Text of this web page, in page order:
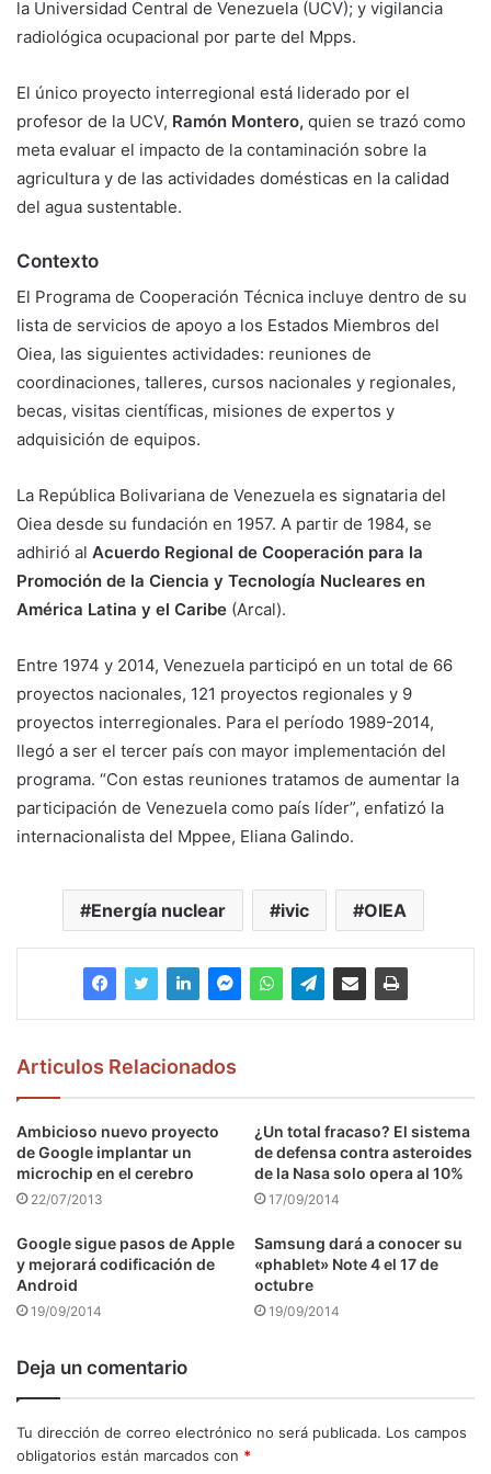
la Universidad Central de Venezuela (UCV); y vigilancia
radiológica ocupacional por parte del Mpps.
El único proyecto interregional está liderado por el
profesor de la UCV, Ramón Montero, quien se trazó como
meta evaluar el impacto de la contaminación sobre la
agricultura y de las actividades domésticas en la calidad
del agua sustentable.
Contexto
El Programa de Cooperación Técnica incluye dentro de su
lista de servicios de apoyo a los Estados Miembros del
Oiea, las siguientes actividades: reuniones de
coordinaciones, talleres, cursos nacionales y regionales,
becas, visitas científicas, misiones de expertos y
adquisición de equipos.
La República Bolivariana de Venezuela es signataria del
Oiea desde su fundación en 1957. A partir de 1984, se
adhirió al Acuerdo Regional de Cooperación para la
Promoción de la Ciencia y Tecnología Nucleares en
América Latina y el Caribe (Arcal).
Entre 1974 y 2014, Venezuela participó en un total de 66
proyectos nacionales, 121 proyectos regionales y 9
proyectos interregionales. Para el período 1989-2014,
llegó a ser el tercer país con mayor implementación del
programa. “Con estas reuniones tratamos de aumentar la
participación de Venezuela como país líder”, enfatizó la
internacionalista del Mppee, Eliana Galindo.
Energía nuclear ivic OIEA
Articulos Relacionados
Ambicioso nuevo proyecto
de Google implantar un
microchip en el cerebro
22/07/2013
¿Un total fracaso? El sistema
de defensa contra asteroides
de la Nasa solo opera al 10%
17/09/2014
Google sigue pasos de Apple
y mejorará codificación de
Android
19/09/2014
Samsung dará a conocer su
«phablet» Note 4 el 17 de
octubre
19/09/2014
Deja un comentario
Tu dirección de correo electrónico no será publicada. Los campos
obligatorios están marcados con *